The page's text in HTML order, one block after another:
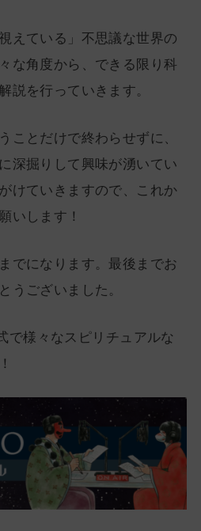
えている」不思議な世界の
な角度から、できる限り科
説を行っていきます。
ことだけで終わらせずに、
深掘りして興味が湧いてい
けていきますので、これか
いします！
でになります。最後までお
うございました。
で様々なスピリチュアルな